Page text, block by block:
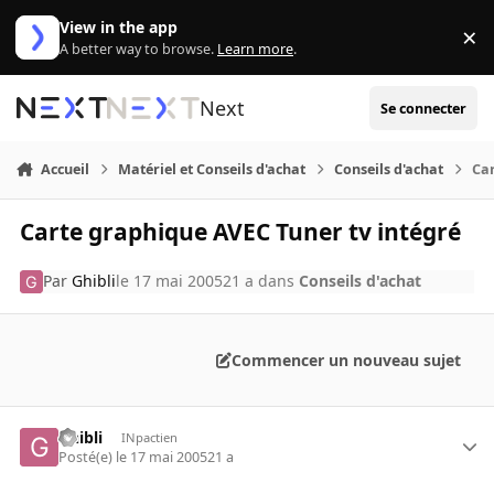
Aller au contenu
View in the app
A better way to browse. Learn more. ×
Next Se connecter
Accueil Matériel et Conseils d'achat Conseils d'achat
Carte graphique AVEC Tuner tv intégré
Par Ghiblile 17 mai 200521 a dans Conseils d'achat
Commencer un nouveau sujet
Ghibli INpactien
Posté(e) le 17 mai 200521 a